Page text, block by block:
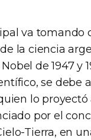
va tomando
la ciencia
de 1947 y
se debe
lo
por el
Tierra, en